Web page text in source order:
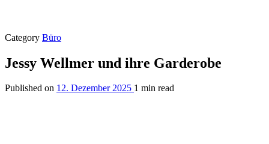
Category Büro
Jessy Wellmer und ihre Garderobe
Published on 12. Dezember 2025 1 min read